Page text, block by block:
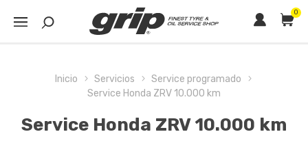
0
Inicio Servicios
Service programado
Service Honda ZRV 10.000 km
Service Honda ZRV 10.000 km